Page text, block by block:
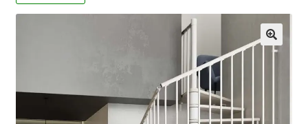
child
Ringhiere e balaustre
il
menu
child
🔍